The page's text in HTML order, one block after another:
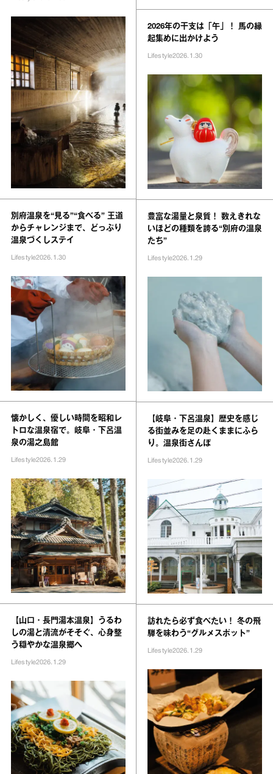
別府温泉を“見る”“食べる” 王道
からチャレンジまで、どっぷり
温泉づくしステイ
Lifestyle2026.1.30
懐かしく、優しい時間を昭和レ
トロな温泉宿で。岐阜・下呂温
泉の湯之島館
Lifestyle2026.1.29
【山口・長門湯本温泉】うるわ
しの湯と清流がそそぐ、心身整
う穏やかな温泉郷へ
Lifestyle2026.1.29
2026年の干支は「午」！ 馬の縁
起集めに出かけよう
Lifestyle2026.1.30
豊富な湯量と泉質！ 数えきれな
いほどの種類を誇る“別府の温泉
たち”
Lifestyle2026.1.29
【岐阜・下呂温泉】歴史を感じ
る街並みを足の赴くままにふら
り。温泉街さんぽ
Lifestyle2026.1.29
訪れたら必ず食べたい！ 冬の飛
騨を味わう“グルメスポット”
Lifestyle2026.1.29